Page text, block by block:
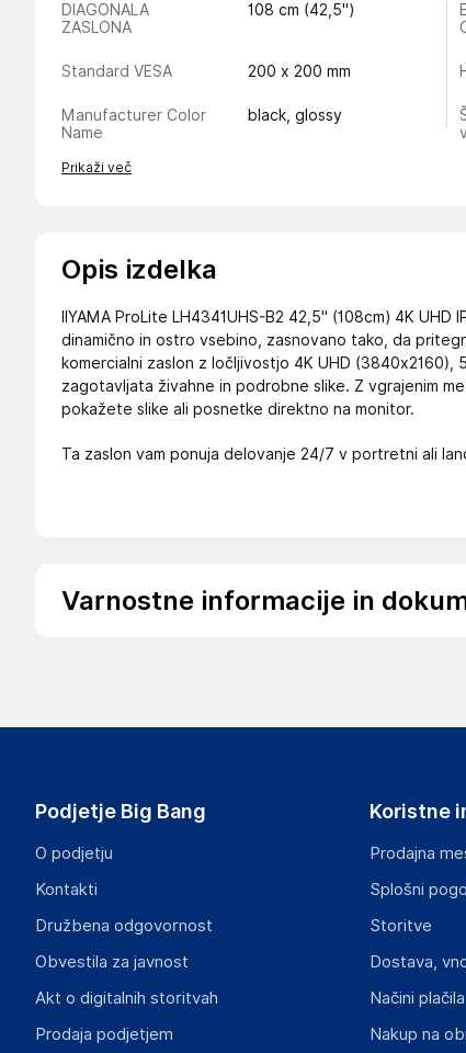
DIAGONALA
ZASLONA
108 cm (42,5")
Standard VESA 200 x 200 mm
Manufacturer Color
Name
black, glossy
Prikaži več
Opis izdelka
IIYAMA ProLite LH4341UHS-B2 42,5" (108cm) 4K
dinamično in ostro vsebino, zasnovano tako, da
komercialni zaslon z ločljivostjo 4K UHD (3840x2160),
zagotavljata živahne in podrobne slike. Z vgrajenim
pokažete slike ali posnetke direktno na monitor.
Ta zaslon vam ponuja delovanje 24/7 v portretni ali
Varnostne informacije in
info.de@iiyama.com
Gospodarski subjekt s sedežem v EU, ki zagotavlja
Zeppelinstraße 2, 85375 Neufahrn bei Freising
Germany
Podjetje Big Bang
O podjetju
Kontakti
Družbena odgovornost
Obvestila za javnost
Akt o digitalnih storitvah
Prodaja podjetjem
Koristne
Prodajna
Splošni
Storitve
Dostava,
Načini plačila
Nakup na